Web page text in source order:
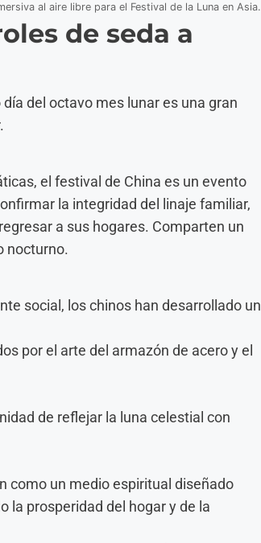
al aire libre para el Festival de la Luna en Asia.
de seda a
del octavo mes lunar es una gran
el festival de China es un evento
la integridad del linaje familiar,
a sus hogares. Comparten un
nocturno.
social, los chinos han desarrollado un
por el arte del armazón de acero y el
de reflejar la luna celestial con
como un medio espiritual diseñado
la prosperidad del hogar y de la